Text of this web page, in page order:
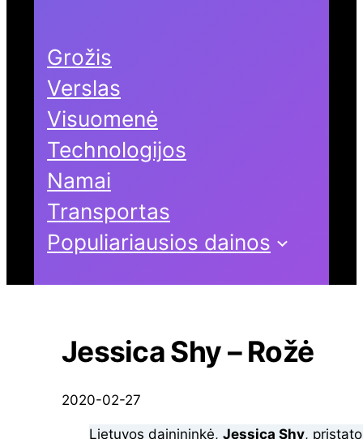
Grožis
Verslas
Visuomenė
Technologijos
Namai
Transportas
Populiariausios dainos
Jessica Shy – Rožė
2020-02-27
Lietuvos dainininkė, Jessica Shy,